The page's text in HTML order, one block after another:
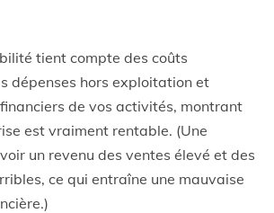
tient compte des coûts
dépenses hors exploitation et
de vos activités, montrant
est vraiment rentable. (Une
un revenu des ventes élevé et des
ce qui entraîne une mauvaise